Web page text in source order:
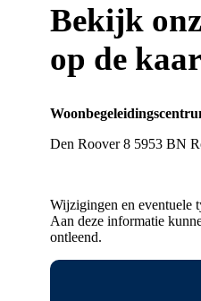
Bekijk
op de
Den Roover 8 5953 BN
Wijzigingen en eventuele
Aan deze informatie
ontleend.